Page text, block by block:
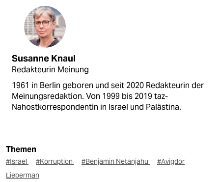
Susanne Knaul
Redakteurin Meinung
1961 in Berlin geboren und seit 2020 Redakteurin der
Meinungsredaktion. Von 1999 bis 2019 taz-
Nahostkorrespondentin in Israel und Palästina.
Themen
#Israel #Korruption #Benjamin Netanjahu
#Avigdor
Lieberman